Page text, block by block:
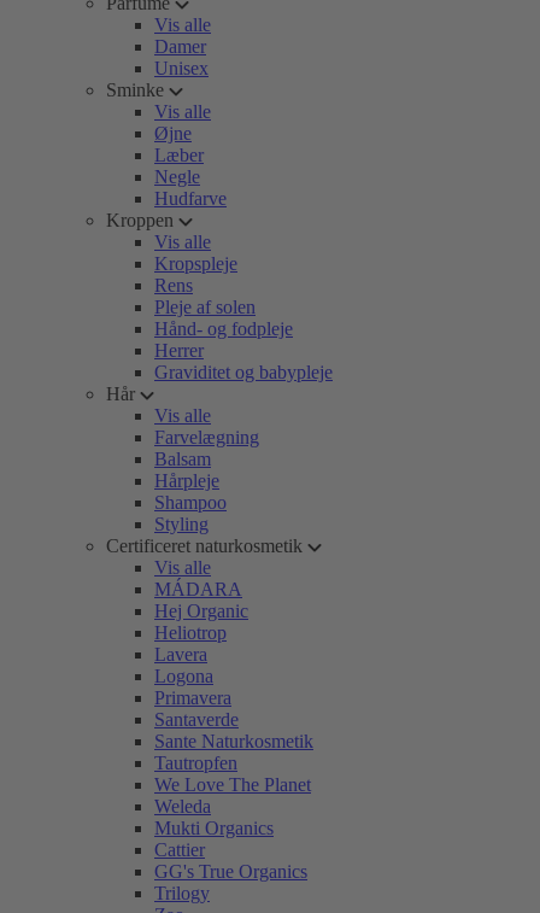
Vis alle
Damer
Unisex
Sminke
Vis alle
Øjne
Læber
Negle
Hudfarve
Kroppen
Vis alle
Kropspleje
Rens
Pleje af solen
Hånd- og fodpleje
Herrer
Graviditet og babypleje
Hår
Vis alle
Farvelægning
Balsam
Hårpleje
Shampoo
Styling
Certificeret naturkosmetik
Vis alle
MÁDARA
Hej Organic
Heliotrop
Lavera
Logona
Primavera
Santaverde
Sante Naturkosmetik
Tautropfen
We Love The Planet
Weleda
Mukti Organics
Cattier
GG's True Organics
Trilogy